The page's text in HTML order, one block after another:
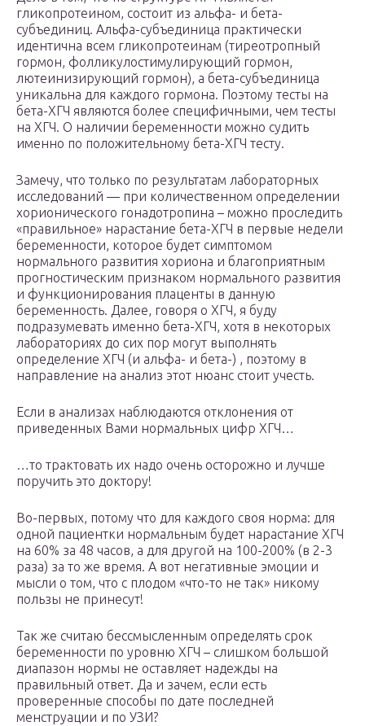
гликопротеином, состоит из альфа- и бета-
субъединиц. Альфа-субъединица практически
идентична всем гликопротеинам (тиреотропный
гормон, фолликулостимулирующий гормон,
лютеинизирующий гормон), а бета-субъединица
уникальна для каждого гормона. Поэтому тесты на
бета-ХГЧ являются более специфичными, чем тесты
на ХГЧ. О наличии беременности можно судить
именно по положительному бета-ХГЧ тесту.
Замечу, что только по результатам лабораторных
исследований — при количественном определении
хорионического гонадотропина – можно проследить
«правильное» нарастание бета-ХГЧ в первые недели
беременности, которое будет симптомом
нормального развития хориона и благоприятным
прогностическим признаком нормального развития
и функционирования плаценты в данную
беременность. Далее, говоря о ХГЧ, я буду
подразумевать именно бета-ХГЧ, хотя в некоторых
лабораториях до сих пор могут выполнять
определение ХГЧ (и альфа- и бета-) , поэтому в
направление на анализ этот нюанс стоит учесть.
Если в анализах наблюдаются отклонения от
приведенных Вами нормальных цифр ХГЧ…
…то трактовать их надо очень осторожно и лучше
поручить это доктору!
Во-первых, потому что для каждого своя норма: для
одной пациентки нормальным будет нарастание ХГЧ
на 60% за 48 часов, а для другой на 100-200% (в 2-3
раза) за то же время. А вот негативные эмоции и
мысли о том, что с плодом «что-то не так» никому
пользы не принесут!
Так же считаю бессмысленным определять срок
беременности по уровню ХГЧ – слишком большой
диапазон нормы не оставляет надежды на
правильный ответ. Да и зачем, если есть
проверенные способы по дате последней
менструации и по УЗИ?